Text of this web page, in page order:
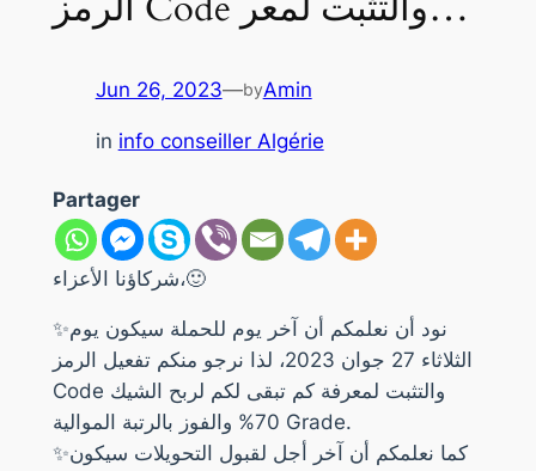
Jun 26, 2023—byAmin
in info conseiller Algérie
Partager
شركاؤنا الأعزاء،🙂
✨نود أن نعلمكم أن آخر يوم للحملة سيكون يوم
الثلاثاء 27 جوان 2023، لذا نرجو منكم تفعيل الرمز
Code والتثبت لمعرفة كم تبقى لكم لربح الشيك
70% والفوز بالرتبة الموالية Grade.
✨كما نعلمكم أن آخر أجل لقبول التحويلات سيكون